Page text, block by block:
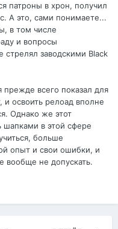
патроны в хрон, получил
А это, сами понимаете...
в том числе
и вопросы
стрелял заводскими Black
прежде всего показал для
освоить релоад вполне
Однако же этот
шапками в этой сфере
больше
опыт и свои ошибки, и
вообще не допускать.